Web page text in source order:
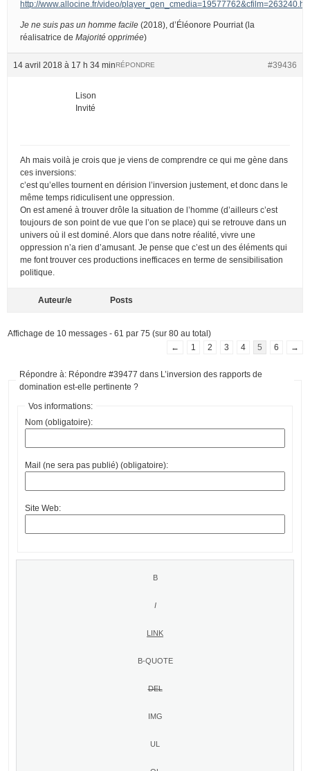
http://www.allocine.fr/video/
Je ne suis pas un homme facile (2018), d’Éléonore Pourriat (la
réalisatrice de Majorité opprimée)
14 avril 2018 à 17 h 34 min #39436
RÉPONDRE
Lison
Invité
Ah mais voilà je crois que je viens de comprendre ce qui me gène dans
ces inversions:
c’est qu’elles tournent en dérision l’inversion justement, et donc dans le
même temps ridiculisent une oppression.
On est amené à trouver drôle la situation de l’homme (d’ailleurs c’est
toujours de son point de vue que l’on se place) qui se retrouve dans un
univers où il est dominé. Alors que dans notre réalité, vivre une
oppression n’a rien d’amusant. Je pense que c’est un des éléments qui
me font trouver ces productions inefficaces en terme de sensibilisation
politique.
Auteur/e Posts
Affichage de 10 messages - 61 par 75 (sur 80 au total)
←
1 2 3 4 5 6 →
Répondre à: Répondre #39477 dans L’inversion des rapports de
domination est-elle pertinente ?
Vos informations:
Nom (obligatoire):
Mail (ne sera pas publié) (obligatoire):
Site Web: